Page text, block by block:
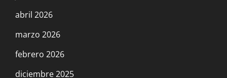
abril 2026
marzo 2026
febrero 2026
diciembre 2025